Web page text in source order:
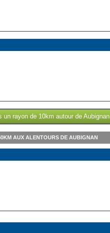
rayon de 10km autour de Aubignan
AUX ALENTOURS DE AUBIGNAN